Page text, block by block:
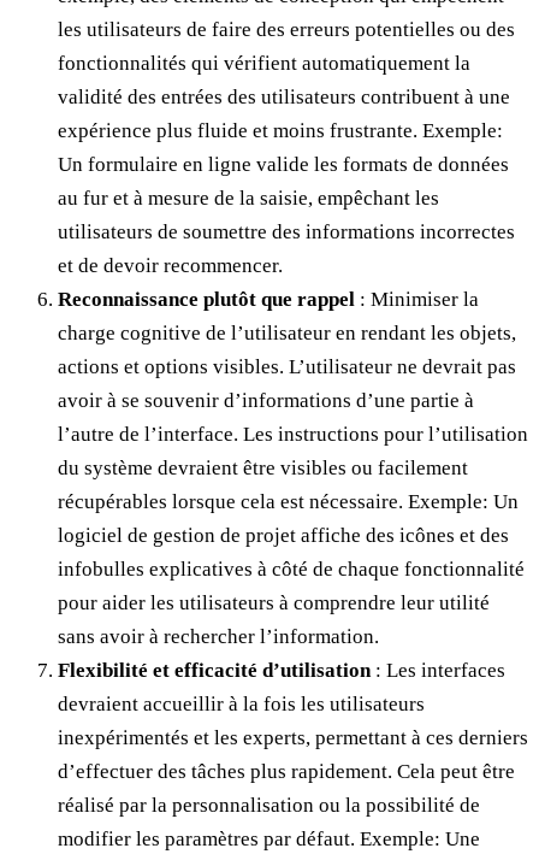
les utilisateurs de faire des erreurs potentielles ou des
fonctionnalités qui vérifient automatiquement la
validité des entrées des utilisateurs contribuent à une
expérience plus fluide et moins frustrante. Exemple:
Un formulaire en ligne valide les formats de données
au fur et à mesure de la saisie, empêchant les
utilisateurs de soumettre des informations incorrectes
et de devoir recommencer.
Reconnaissance plutôt que rappel : Minimiser la
charge cognitive de l’utilisateur en rendant les objets,
actions et options visibles. L’utilisateur ne devrait pas
avoir à se souvenir d’informations d’une partie à
l’autre de l’interface. Les instructions pour l’utilisation
du système devraient être visibles ou facilement
récupérables lorsque cela est nécessaire. Exemple: Un
logiciel de gestion de projet affiche des icônes et des
infobulles explicatives à côté de chaque fonctionnalité
pour aider les utilisateurs à comprendre leur utilité
sans avoir à rechercher l’information.
Flexibilité et efficacité d’utilisation : Les interfaces
devraient accueillir à la fois les utilisateurs
inexpérimentés et les experts, permettant à ces derniers
d’effectuer des tâches plus rapidement. Cela peut être
réalisé par la personnalisation ou la possibilité de
modifier les paramètres par défaut. Exemple: Une